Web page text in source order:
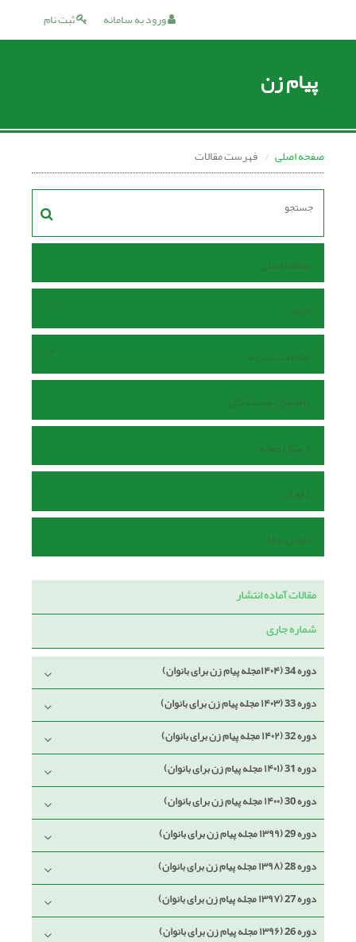
ثبت نام ورود به سامانه
پیام زن
صفحه اصلی فهرست مقالات
صفحه اصلی
مرور
اطلاعات نشریه
راهنمای نویسندگان
ارسال مقاله
داوران
تماس با ما
مقالات آماده انتشار
شماره جاری
دوره 34 (۱۴۰۴مجله پیام زن برای بانوان)
دوره 33 (۱۴۰۳ مجله پیام زن برای بانوان)
دوره 32 (۱۴۰۲ مجله پیام زن برای بانوان)
دوره 31 (۱۴۰۱ مجله پیام زن برای بانوان)
دوره 30 (۱۴۰۰ مجله پیام زن برای بانوان)
دوره 29 (۱۳۹۹ مجله پیام زن برای بانوان)
دوره 28 (۱۳۹۸ مجله پیام زن برای بانوان)
دوره 27 (۱۳۹۷ مجله پیام زن برای بانوان)
دوره 26 (۱۳۹۶ مجله پیام زن برای بانوان)